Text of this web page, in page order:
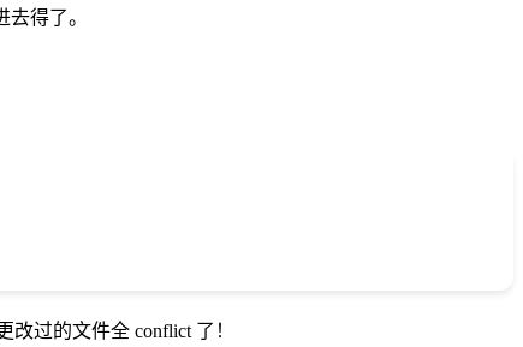
得了。
过的文件全 conflict 了！